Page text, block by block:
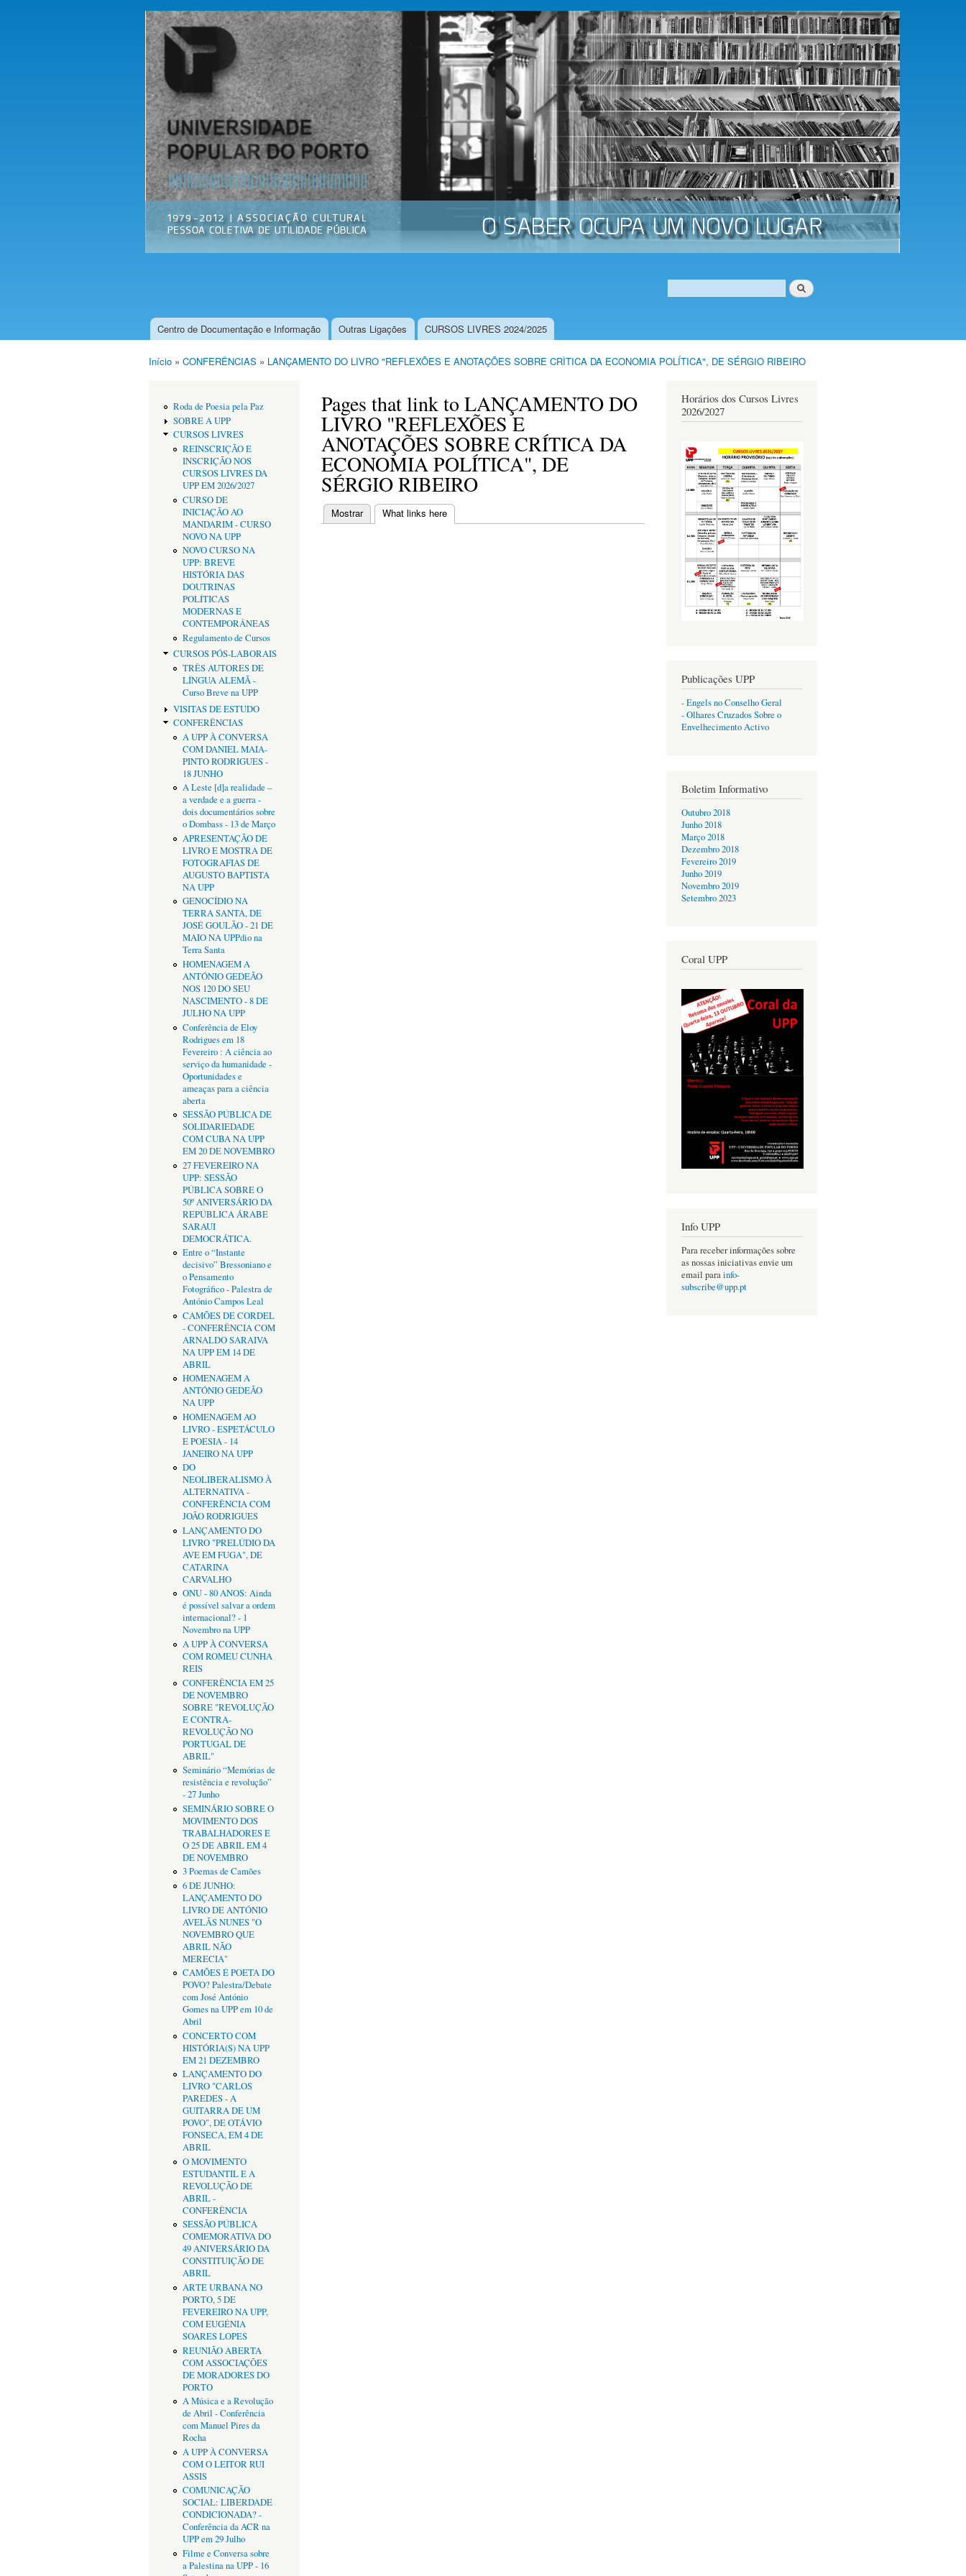
Passar
para o
conteúdo
principal
Universidade
Popular do
Porto
Associação
Cultural
Formulário de procura
Procurar
Menu principal
Centro de Documentação e Informação Outras Ligações CURSOS LIVRES 2024/2025
Início » CONFERÊNCIAS » LANÇAMENTO DO LIVRO "REFLEXÕES E ANOTAÇÕES SOBRE CRÌTICA DA ECONOMIA POLÍTICA", DE SÉRGIO RIBEIRO
Roda de Poesia pela Paz
SOBRE A UPP
CURSOS LIVRES
REINSCRIÇÃO E
INSCRIÇÃO NOS
CURSOS LIVRES DA
UPP EM 2026/2027
CURSO DE
INICIAÇÃO AO
MANDARIM - CURSO
NOVO NA UPP
NOVO CURSO NA
UPP: BREVE
HISTÓRIA DAS
DOUTRINAS
POLÍTICAS
MODERNAS E
CONTEMPORÂNEAS
Regulamento de Cursos
CURSOS PÓS-LABORAIS
TRÊS AUTORES DE
LÍNGUA ALEMÃ -
Curso Breve na UPP
VISITAS DE ESTUDO
CONFERÊNCIAS
A UPP À CONVERSA
COM DANIEL MAIA-
PINTO RODRIGUES -
18 JUNHO
A Leste [d]a realidade –
a verdade e a guerra -
dois documentários sobre
o Dombass - 13 de Março
APRESENTAÇÃO DE
LIVRO E MOSTRA DE
FOTOGRAFIAS DE
AUGUSTO BAPTISTA
NA UPP
GENOCÍDIO NA
TERRA SANTA, DE
JOSÉ GOULÃO - 21 DE
MAIO NA UPPdio na
Terra Santa
HOMENAGEM A
ANTÓNIO GEDEÃO
NOS 120 DO SEU
NASCIMENTO - 8 DE
JULHO NA UPP
Conferência de Eloy
Rodrigues em 18
Fevereiro : A ciência ao
serviço da humanidade -
Oportunidades e
ameaças para a ciência
aberta
SESSÃO PÚBLICA DE
SOLIDARIEDADE
COM CUBA NA UPP
EM 20 DE NOVEMBRO
27 FEVEREIRO NA
UPP: SESSÃO
PÚBLICA SOBRE O
50º ANIVERSÁRIO DA
REPÚBLICA ÁRABE
SARAUI
DEMOCRÁTICA.
Entre o “Instante
decisivo” Bressoniano e
o Pensamento
Fotográfico - Palestra de
António Campos Leal
CAMÕES DE CORDEL
- CONFERÊNCIA COM
ARNALDO SARAIVA
NA UPP EM 14 DE
ABRIL
HOMENAGEM A
ANTÓNIO GEDEÃO
NA UPP
HOMENAGEM AO
LIVRO - ESPETÁCULO
E POESIA - 14
JANEIRO NA UPP
DO
NEOLIBERALISMO À
ALTERNATIVA -
CONFERÊNCIA COM
JOÃO RODRIGUES
LANÇAMENTO DO
LIVRO "PRELÚDIO DA
AVE EM FUGA", DE
CATARINA
CARVALHO
ONU - 80 ANOS: Ainda
é possível salvar a ordem
internacional? - 1
Novembro na UPP
A UPP À CONVERSA
COM ROMEU CUNHA
REIS
CONFERÊNCIA EM 25
DE NOVEMBRO
SOBRE "REVOLUÇÃO
E CONTRA-
REVOLUÇÃO NO
PORTUGAL DE
ABRIL"
Seminário “Memórias de
resistência e revolução”
- 27 Junho
SEMINÁRIO SOBRE O
MOVIMENTO DOS
TRABALHADORES E
O 25 DE ABRIL EM 4
DE NOVEMBRO
3 Poemas de Camões
6 DE JUNHO:
LANÇAMENTO DO
LIVRO DE ANTÓNIO
AVELÃS NUNES "O
NOVEMBRO QUE
ABRIL NÃO
MERECIA"
CAMÕES É POETA DO
POVO? Palestra/Debate
com José António
Gomes na UPP em 10 de
Abril
CONCERTO COM
HISTÓRIA(S) NA UPP
EM 21 DEZEMBRO
LANÇAMENTO DO
LIVRO "CARLOS
PAREDES - A
GUITARRA DE UM
POVO", DE OTÁVIO
FONSECA, EM 4 DE
ABRIL
O MOVIMENTO
ESTUDANTIL E A
REVOLUÇÃO DE
ABRIL -
CONFERÊNCIA
SESSÃO PÚBLICA
COMEMORATIVA DO
49 ANIVERSÁRIO DA
CONSTITUIÇÃO DE
ABRIL
ARTE URBANA NO
PORTO, 5 DE
FEVEREIRO NA UPP,
COM EUGÉNIA
SOARES LOPES
REUNIÃO ABERTA
COM ASSOCIAÇÕES
DE MORADORES DO
PORTO
A Música e a Revolução
de Abril - Conferência
com Manuel Pires da
Rocha
A UPP À CONVERSA
COM O LEITOR RUI
ASSIS
COMUNICAÇÃO
SOCIAL: LIBERDADE
CONDICIONADA? -
Conferência da ACR na
UPP em 29 Julho
Filme e Conversa sobre
a Palestina na UPP - 16
Pages that link to LANÇAMENTO DO
LIVRO "REFLEXÕES E
ANOTAÇÕES SOBRE CRÍTICA DA
ECONOMIA POLÍTICA", DE
SÉRGIO RIBEIRO
Separadores primários
Mostrar What links here
Horários dos Cursos Livres
2026/2027
Publicações UPP
- Engels no Conselho Geral
- Olhares Cruzados Sobre o
Envelhecimento Activo
Boletim Informativo
Outubro 2018
Junho 2018
Março 2018
Dezembro 2018
Fevereiro 2019
Junho 2019
Novembro 2019
Setembro 2023
Coral UPP
Info UPP
Para receber informações sobre
as nossas iniciativas envie um
email parainfo-
subscribe@upp.pt